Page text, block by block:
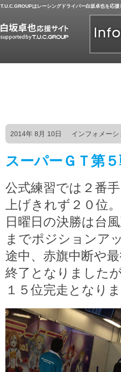
T.U.C.GROUPはレーシングドライバー白坂卓也を応援
2014年 8月 10日 インフォメーシ
スーパーＧＴ第
公式練習では２番
上げきれず２０位。
日曜日の決勝は台
までポジションア
途中、赤旗中断や
終了となりました
１５位完走となり